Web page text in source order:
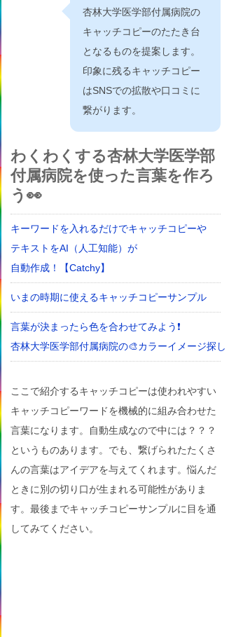
杏林大学医学部付属病院の
キャッチコピーのたたき台
となるものを提案します。
印象に残るキャッチコピー
はSNSでの拡散や口コミに
繋がります。
わくわくする杏林大学医学部
付属病院を使った言葉を作ろ
う👀
キーワードを入れるだけでキャッチコピーや
テキストをAI（人工知能）が
自動作成！【Catchy】
いまの時期に使えるキャッチコピーサンプル
言葉が決まったら色を合わせてみよう❗
杏林大学医学部付属病院の🎨カラーイメージ探し
ここで紹介するキャッチコピーは使われやすい
キャッチコピーワードを機械的に組み合わせた
言葉になります。自動生成なので中には？？？
というものあります。でも、繋げられたたくさ
んの言葉はアイデアを与えてくれます。悩んだ
ときに別の切り口が生まれる可能性がありま
す。最後までキャッチコピーサンプルに目を通
してみてください。